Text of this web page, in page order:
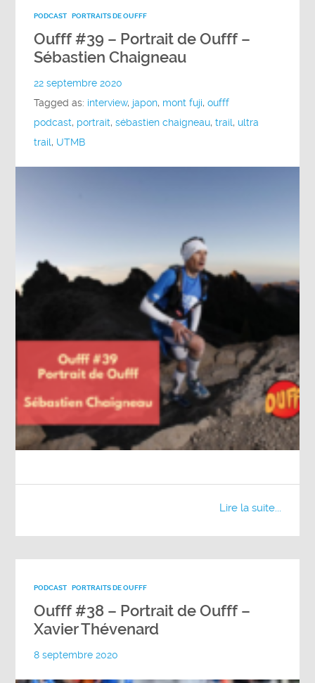
PODCAST PORTRAITS DE OUFFF
Oufff #39 – Portrait de Oufff –
Sébastien Chaigneau
22 septembre 2020
Tagged as: interview, japon, mont fuji,oufff
podcast, portrait,sébastien chaigneau,trail, ultra
trail, UTMB
Lire la suite...
PODCAST PORTRAITS DE OUFFF
Oufff #38 – Portrait de Oufff –
Xavier Thévenard
8 septembre 2020